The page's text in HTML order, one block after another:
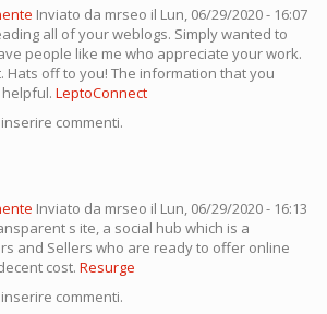
Inviato da mrseo il Lun, 06/29/2020 - 16:07
all of your weblogs. Simply wanted to
people like me who appreciate your work.
Hats off to you! The information that you
LeptoConnect
commenti.
Inviato da mrseo il Lun, 06/29/2020 - 16:13
s ite, a social hub which is a
and Sellers who are ready to offer online
cost. Resurge
commenti.